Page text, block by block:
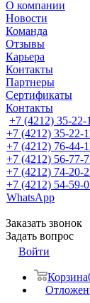
О компании
Новости
Команда
Отзывы
Карьера
Контакты
Партнеры
Сертификаты
Контакты
+7 (4212) 35-22-
+7 (4212) 35-22-
+7 (4212) 76-44-
+7 (4212) 56-77-
+7 (4212) 74-20-
+7 (4212) 54-59-
WhatsApp
Заказать звонок
Задать вопрос
Войти
Корзина